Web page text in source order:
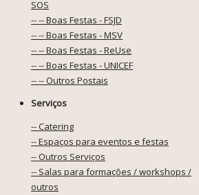
SOS
-- -- Boas Festas - FSJD
-- -- Boas Festas - MSV
-- -- Boas Festas - ReUse
-- -- Boas Festas - UNICEF
-- -- Outros Postais
Serviços
-- Catering
-- Espaços para eventos e festas
-- Outros Serviços
-- Salas para formações / workshops /
outros